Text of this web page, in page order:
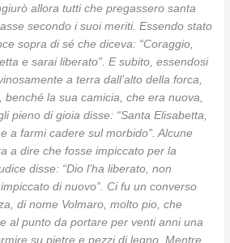
allora tutti che pregassero santa
secondo i suoi meriti. Essendo stato
sopra di sé che diceva: “Coraggio,
e sarai liberato”. E subito, essendosi
a terra dall’alto della forca,
la sua camicia, che era nuova,
pieno di gioia disse: “Santa Elisabetta,
a farmi cadere sul morbido”. Alcune
a dire che fosse impiccato per la
disse: “Dio l’ha liberato, non
di nuovo”. Ci fu un converso
di nome Volmaro, molto pio, che
al punto da portare per venti anni una
su pietre e pezzi di legno. Mentre